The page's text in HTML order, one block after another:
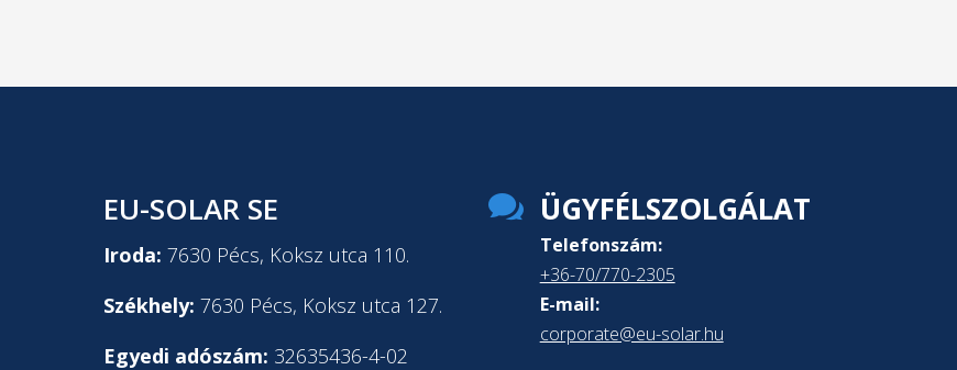
EU-SOLAR SE
Iroda: 7630 Pécs, Koksz utca 110.
Székhely: 7630 Pécs, Koksz utca 127.
Egyedi adószám: 32635436-4-02
 ÜGYFÉLSZOLGÁLAT
Telefonszám:
+36-70/770-2305
E-mail:
corporate@eu-solar.hu